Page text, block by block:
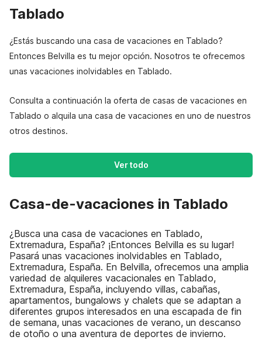
Tablado
¿Estás buscando una casa de vacaciones en Tablado?
Entonces Belvilla es tu mejor opción. Nosotros te ofrecemos
unas vacaciones inolvidables en Tablado.
Consulta a continuación la oferta de casas de vacaciones en
Tablado o alquila una casa de vacaciones en uno de nuestros
otros destinos.
Ver todo
Casa-de-vacaciones in Tablado
¿Busca una casa de vacaciones en Tablado,
Extremadura, España? ¡Entonces Belvilla es su lugar!
Pasará unas vacaciones inolvidables en Tablado,
Extremadura, España. En Belvilla, ofrecemos una amplia
variedad de alquileres vacacionales en Tablado,
Extremadura, España, incluyendo villas, cabañas,
apartamentos, bungalows y chalets que se adaptan a
diferentes grupos interesados en una escapada de fin
de semana, unas vacaciones de verano, un descanso
de otoño o una aventura de deportes de invierno.